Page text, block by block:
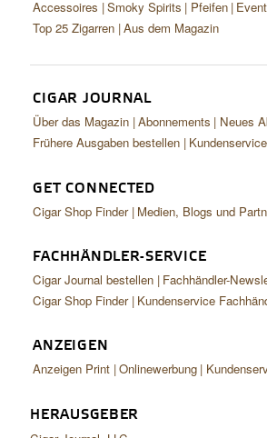
Accessoires Smoky Spirits Pfeifen
Top 25 Zigarren Aus dem Magazin
CIGAR JOURNAL
Über das Magazin Abonnements
Neues
Frühere Ausgaben bestellen Kundenservice
GET CONNECTED
Cigar Shop Finder Medien, Blogs und
FACHHÄNDLER-SERVICE
Cigar Journal bestellen Fachhändler-
Cigar Shop Finder Kundenservice
ANZEIGEN
Anzeigen Print Onlinewerbung
HERAUSGEBER